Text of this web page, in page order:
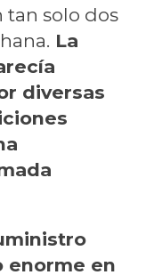
tan solo dos
La
diversas
enorme en